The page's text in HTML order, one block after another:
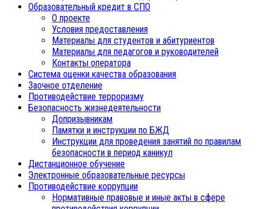
Образовательный кредит в СПО
О проекте
Условия предоставления
Материалы для студентов и абитуриентов
Материалы для педагогов и руководителей
Контакты оператора
Система оценки качества образования
Заочное отделение
Противодействие терроризму
Безопасность жизнедеятельности
Допризывникам
Памятки и инструкции по БЖД
Инструкции для проведения занятий по правилам
безопасности в период каникул
Дистанционное обучение
Электронные образовательные ресурсы
Противодействие коррупции
Нормативные правовые и иные акты в сфере